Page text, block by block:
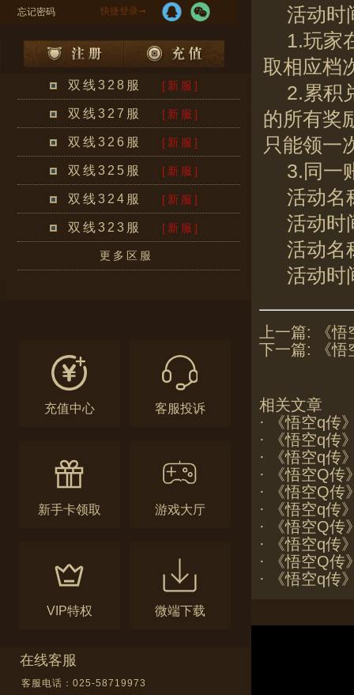
双线328服 [新服]
双线327服 [新服]
双线326服 [新服]
双线325服 [新服]
双线324服 [新服]
双线323服 [新服]
更多区服
充值中心 客服投诉
新手卡领取 游戏大厅
VIP特权 微端下载
在线客服
客服电话：025-58719973
活动时
1.玩家
取相应档
2.累积
的所有奖
只能领一
3.同一
活动名
活动时
活动名
活动时
上一篇:
《
下一篇:
《
相关文章
·
《悟空q传
·
《悟空q传
·
《悟空q传
·
《悟空Q
·
《悟空Q
·
《悟空q传
·
《悟空Q
·
《悟空q传
·
《悟空Q
·
《悟空q传